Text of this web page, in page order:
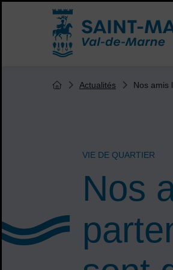
Accueil ville de Saint-Maurice
Nos
VIE DE QUARTIER
Vous êtes ici :
Page d'accueil du site
Actualités Nos amis